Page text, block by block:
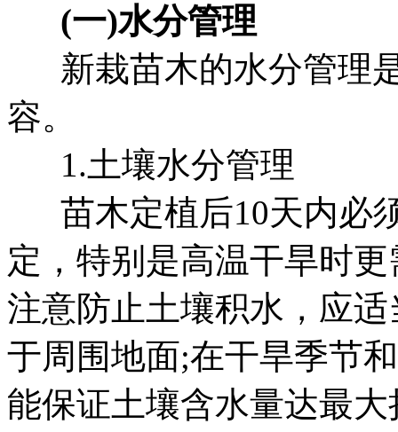
(一)水分管理
新栽苗木的水分管理
容。
1.土壤水分管理
苗木定植后10天内必
定，特别是高温干旱时
注意防止土壤积水，应
于周围地面;在干旱季节
能保证土壤含水量达最